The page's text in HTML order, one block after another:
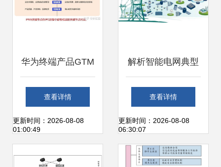
图与信息系统运行 图与信息系统运行
华为终端产品GTM
与IPMS流程体系
核心理念与系统运
查看详情
更新时间：2026-08-08
01:00:49
解析智能电网典型
应用与信息系统运
行维护服务
查看详情
更新时间：2026-08-08
06:30:07